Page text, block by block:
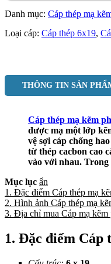
Danh mục: Cáp thép mạ
Loại cáp: Cáp thép 6x19,
THÔNG TIN SẢN
Cáp thép mạ kẽm
được mạ một lớp
vệ sợi cáp chống
từ thép cacbon cao
vào với nhau. Trong
Mục lục ẩn
1. Đặc điểm Cáp thép mạ
2. Hình ảnh Cáp thép mạ
3. Địa chỉ mua Cáp mạ
1. Đặc điểm Cáp